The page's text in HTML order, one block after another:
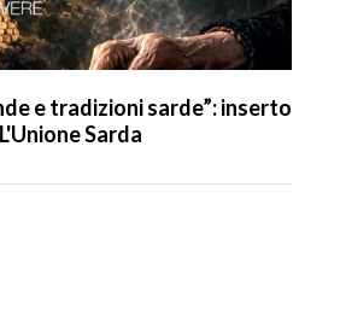
e tradizioni sarde”: inserto
Sarda